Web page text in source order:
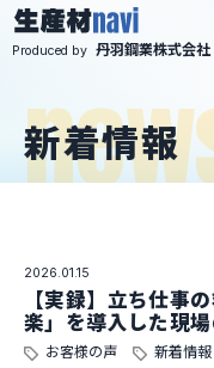
Produced by 丹羽鋼業株式会社
新着情報
2026.01.15
【実録】立ち仕事
楽」を導入した現
お客様の声 新着情報